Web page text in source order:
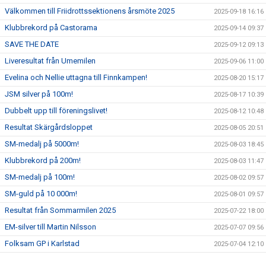
Välkommen till Friidrottssektionens årsmöte 2025 2025-09-18 16:16
Klubbrekord på Castorama 2025-09-14 09:37
SAVE THE DATE 2025-09-12 09:13
Liveresultat från Umemilen 2025-09-06 11:00
Evelina och Nellie uttagna till Finnkampen! 2025-08-20 15:17
JSM silver på 100m! 2025-08-17 10:39
Dubbelt upp till föreningslivet! 2025-08-12 10:48
Resultat Skärgårdsloppet 2025-08-05 20:51
SM-medalj på 5000m! 2025-08-03 18:45
Klubbrekord på 200m! 2025-08-03 11:47
SM-medalj på 100m! 2025-08-02 09:57
SM-guld på 10 000m! 2025-08-01 09:57
Resultat från Sommarmilen 2025 2025-07-22 18:00
EM-silver till Martin Nilsson 2025-07-07 09:56
Folksam GP i Karlstad 2025-07-04 12:10